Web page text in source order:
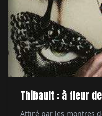
Thibault : à fleur
Attiré par les montres